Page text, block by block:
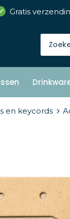
Gratis
en keycords